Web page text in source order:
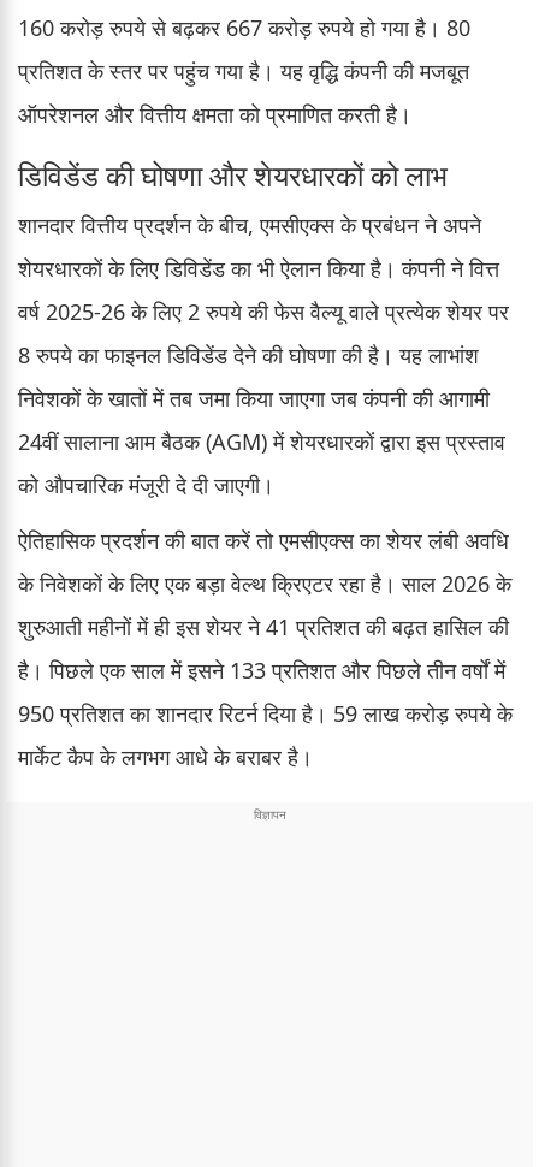
160 करोड़ रुपये से बढ़कर 667 करोड़ रुपये हो गया है। 80
प्रतिशत के स्तर पर पहुंच गया है। यह वृद्धि कंपनी की मजबूत
ऑपरेशनल और वित्तीय क्षमता को प्रमाणित करती है।
डिविडेंड की घोषणा और शेयरधारकों को लाभ
शानदार वित्तीय प्रदर्शन के बीच, एमसीएक्स के प्रबंधन ने अपने
शेयरधारकों के लिए डिविडेंड का भी ऐलान किया है। कंपनी ने वित्त
वर्ष 2025-26 के लिए 2 रुपये की फेस वैल्यू वाले प्रत्येक शेयर पर
8 रुपये का फाइनल डिविडेंड देने की घोषणा की है। यह लाभांश
निवेशकों के खातों में तब जमा किया जाएगा जब कंपनी की आगामी
24वीं सालाना आम बैठक (AGM) में शेयरधारकों द्वारा इस प्रस्ताव
को औपचारिक मंजूरी दे दी जाएगी।
ऐतिहासिक प्रदर्शन की बात करें तो एमसीएक्स का शेयर लंबी अवधि
के निवेशकों के लिए एक बड़ा वेल्थ क्रिएटर रहा है। साल 2026 के
शुरुआती महीनों में ही इस शेयर ने 41 प्रतिशत की बढ़त हासिल की
है। पिछले एक साल में इसने 133 प्रतिशत और पिछले तीन वर्षों में
950 प्रतिशत का शानदार रिटर्न दिया है। 59 लाख करोड़ रुपये के
मार्केट कैप के लगभग आधे के बराबर है।